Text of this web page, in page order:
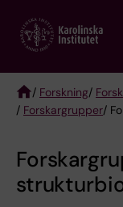
main
Breadcrumb
/ Forskning/
/ Forskargrupper/